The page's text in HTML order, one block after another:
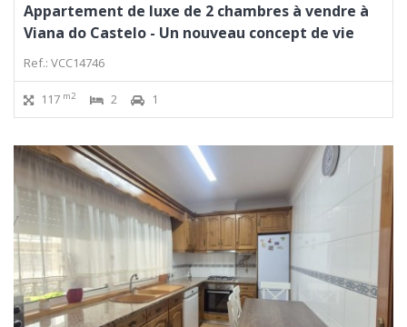
Appartement de luxe de 2 chambres à vendre à
Viana do Castelo - Un nouveau concept de vie
Ref.: VCC14746
117 m2 2 1